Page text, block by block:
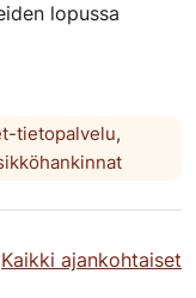
lopussa
tietopalvelu,
Kaikki ajankohtaiset